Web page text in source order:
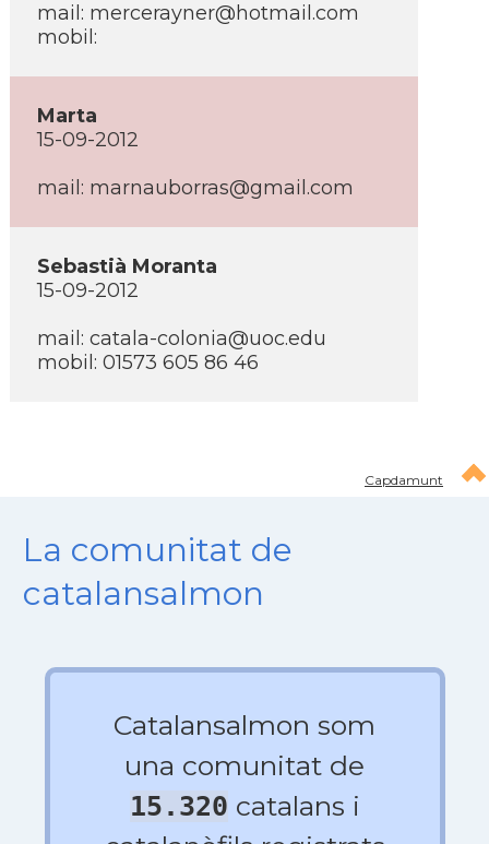
mail: mercerayner@hotmail.com
mobil:
Marta
15-09-2012
mail: marnauborras@gmail.com
Sebastià Moranta
15-09-2012
mail: catala-colonia@uoc.edu
mobil: 01573 605 86 46
Capdamunt
La comunitat de
catalansalmon
Catalansalmon som
una comunitat de
15.320 catalans i